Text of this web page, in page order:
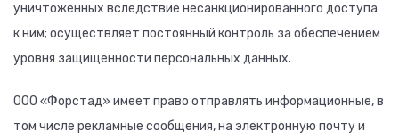
уничтоженных вследствие несанкционированного доступа
к ним; осуществляет постоянный контроль за обеспечением
уровня защищенности персональных данных.
ООО «Форстад» имеет право отправлять информационные, в
том числе рекламные сообщения, на электронную почту и